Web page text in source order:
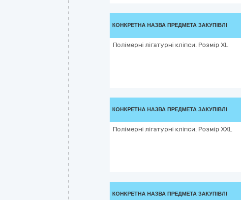
КОНКРЕТНА НАЗВА ПРЕДМЕТА ЗАКУПІВЛІ
Полімерні лігатурні кліпси. Розмір XL
КОНКРЕТНА НАЗВА ПРЕДМЕТА ЗАКУПІВЛІ
Полімерні лігатурні кліпси. Розмір XXL
КОНКРЕТНА НАЗВА ПРЕДМЕТА ЗАКУПІВЛІ